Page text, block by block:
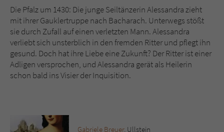
Die Pfalz um 1430: Die junge Seiltänzerin Alessandra zieht
mit ihrer Gauklertruppe nach Bacharach. Unterwegs stößt
sie durch Zufall auf einen verletzten Mann. Alessandra
verliebt sich unsterblich in den fremden Ritter und pflegt ihn
gesund. Doch hat ihre Liebe eine Zukunft? Der Ritter ist einer
Adligen versprochen, und Alessandra gerät als Heilerin
schon bald ins Visier der Inquisition.
Gabriele Breuer, Ullstein
Laufzeit 1 Jahr
Zweck Cookie für Kommentare einzelner Buchtitel
Name fe_typo_user
Dieses Cookie gewährleistet die